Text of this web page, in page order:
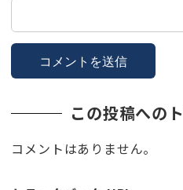
この投稿への
コメントはありません。